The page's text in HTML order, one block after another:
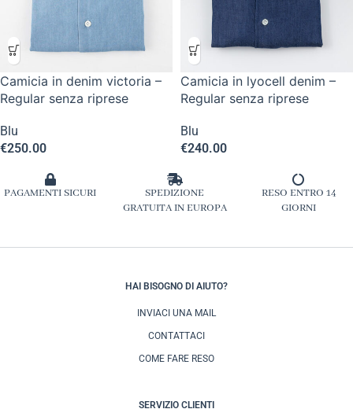
Camicia in denim victoria –
Regular senza riprese
Blu
€250.00
Camicia in lyocell denim –
Regular senza riprese
Blu
€240.00
PAGAMENTI SICURI
SPEDIZIONE
GRATUITA IN EUROPA
RESO ENTRO 14
GIORNI
HAI BISOGNO DI AIUTO?
INVIACI UNA MAIL
CONTATTACI
COME FARE RESO
SERVIZIO CLIENTI